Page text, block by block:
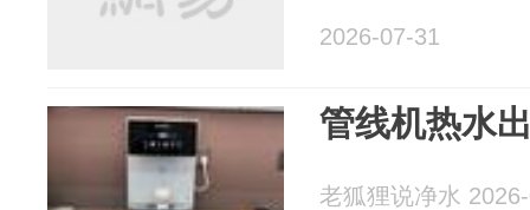
2026-07-31
管线机热水
老狐狸说净水